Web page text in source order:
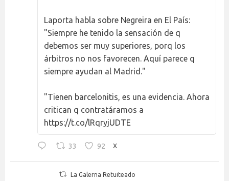
Laporta habla sobre Negreira en El País:
"Siempre he tenido la sensación de q
debemos ser muy superiores, porq los
árbitros no nos favorecen. Aquí parece q
siempre ayudan al Madrid."
"Tienen barcelonitis, es una evidencia. Ahora
critican q contratáramos a
https://t.co/lRqryjUDTE
33 92 X
La Galerna Retuiteado